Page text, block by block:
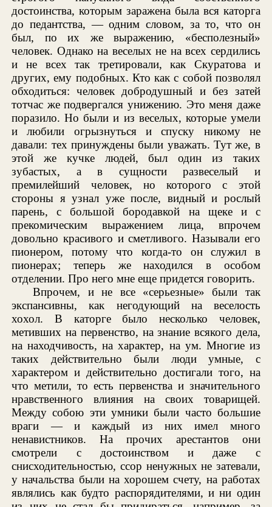
достоинства, которым заражена была вся каторга
до педантства, — одним словом, за то, что он
был, по их же выражению, «бесполезный»
человек. Однако на веселых не на всех сердились
и не всех так третировали, как Скуратова и
других, ему подобных. Кто как с собой позволял
обходиться: человек добродушный и без затей
тотчас же подвергался унижению. Это меня даже
поразило. Но были и из веселых, которые умели
и любили огрызнуться и спуску никому не
давали: тех принуждены были уважать. Тут же, в
этой же кучке людей, был один из таких
зубастых, а в сущности развеселый и
премилейший человек, но которого с этой
стороны я узнал уже после, видный и рослый
парень, с большой бородавкой на щеке и с
прекомическим выражением лица, впрочем
довольно красивого и сметливого. Называли его
пионером, потому что когда-то он служил в
пионерах; теперь же находился в особом
отделении. Про него мне еще придется говорить.
Впрочем, и не все «серьезные» были так
экспансивны, как негодующий на веселость
хохол. В каторге было несколько человек,
метивших на первенство, на знание всякого дела,
на находчивость, на характер, на ум. Многие из
таких действительно были люди умные, с
характером и действительно достигали того, на
что метили, то есть первенства и значительного
нравственного влияния на своих товарищей.
Между собою эти умники были часто большие
враги — и каждый из них имел много
ненавистников. На прочих арестантов они
смотрели с достоинством и даже с
снисходительностью, ссор ненужных не затевали,
у начальства были на хорошем счету, на работах
являлись как будто распорядителями, и ни один